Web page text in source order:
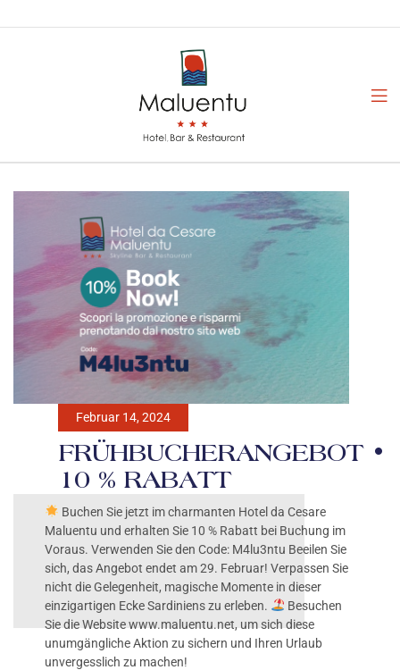
Februar 14, 2024
FRÜHBUCHERANGEBOT •
10 % RABATT
Buchen Sie jetzt im charmanten Hotel da Cesare
Maluentu und erhalten Sie 10 % Rabatt bei Buchung im
Voraus. Verwenden Sie den Code: M4lu3ntu Beeilen Sie
sich, das Angebot endet am 29. Februar! Verpassen Sie
nicht die Gelegenheit, magische Momente in dieser
einzigartigen Ecke Sardiniens zu erleben.
Besuchen
Sie die Website www.maluentu.net, um sich diese
unumgängliche Aktion zu sichern und Ihren Urlaub
unvergesslich zu machen!